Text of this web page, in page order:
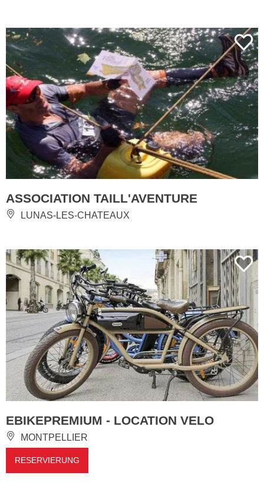
ASSOCIATION TAILL'AVENTURE
LUNAS-LES-CHATEAUX
EBIKEPREMIUM - LOCATION VELO
MONTPELLIER
RESERVIERUNG